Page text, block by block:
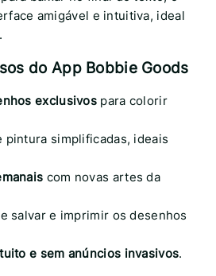
amigável e intuitiva, ideal
do App Bobbie Goods
exclusivos para colorir
pintura simplificadas, ideais
com novas artes da
salvar e imprimir os desenhos
e sem anúncios invasivos.